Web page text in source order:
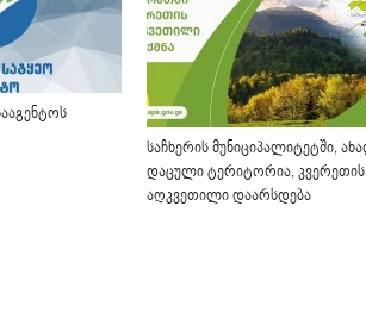
საჩხერის მუნიციპალიტეტში,
დაცული ტერიტორია, კვერეთის
აღკვეთილი დაარსდება